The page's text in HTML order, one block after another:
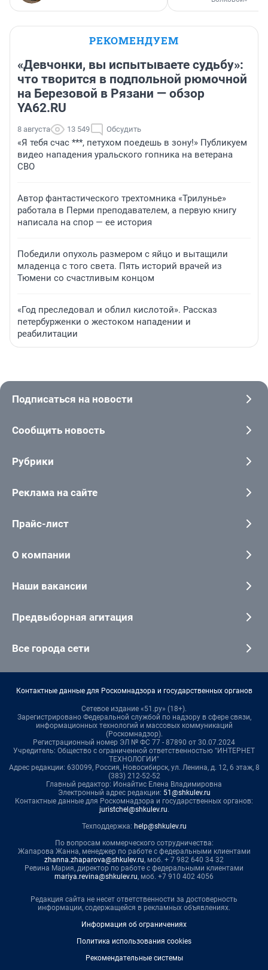
РЕКОМЕНДУЕМ
«Девчонки, вы испытываете судьбу»:
что творится в подпольной рюмочной
на Березовой в Рязани — обзор
YA62.RU
8 августа 13 549 Обсудить
«Я тебя счас ***, петухом поедешь в зону!» Публикуем
видео нападения уральского гопника на ветерана
СВО
Автор фантастического трехтомника «Трилунье»
работала в Перми преподавателем, а первую книгу
написала на спор — ее история
Победили опухоль размером с яйцо и вытащили
младенца с того света. Пять историй врачей из
Тюмени со счастливым концом
«Год преследовал и облил кислотой». Рассказ
петербурженки о жестоком нападении и
реабилитации
Подписаться на новости
Сообщить новость
Рубрики
Реклама на сайте
Прайс-лист
О компании
Наши вакансии
Предвыборная агитация
Все города сети
Контактные данные для Роскомнадзора и государственных органов
Сетевое издание «51.ру» (18+).
Зарегистрировано Федеральной службой по надзору в сфере связи,
информационных технологий и массовых коммуникаций
(Роскомнадзор).
Регистрационный номер ЭЛ № ФС 77 - 87890 от 30.07.2024
Учредитель: Общество с ограниченной ответственностью "ИНТЕРНЕТ
ТЕХНОЛОГИИ"
Адрес редакции: 630099, Россия, Новосибирск, ул. Ленина, д. 12, 6 этаж, 8
(383) 212-52-52
Главный редактор: Ионайтис Елена Владимировна
Электронный адрес редакции: 51@shkulev.ru
Контактные данные для Роскомнадзора и государственных органов:
juristchel@shkulev.ru.
Техподдержка: help@shkulev.ru
По вопросам коммерческого сотрудничества:
Жапарова Жанна, менеджер по работе с федеральными клиентами
zhanna.zhaparova@shkulev.ru, моб. + 7 982 640 34 32
Ревина Мария, директор по работе с федеральными клиентами
mariya.revina@shkulev.ru, моб. +7 910 402 4056
Редакция сайта не несет ответственности за достоверность
информации, содержащейся в рекламных объявлениях.
Информация об ограничениях
Политика использования cookies
Рекомендательные системы